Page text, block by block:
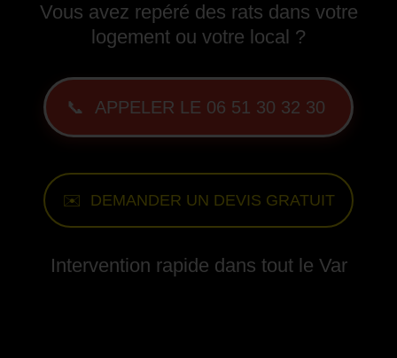
Vous avez repéré des rats dans votre
logement ou votre local ?
📞 APPELER LE 06 51 30 32 30
✉️ DEMANDER UN DEVIS GRATUIT
Intervention rapide dans tout le Var